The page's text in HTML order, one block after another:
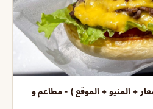
+ المنيو + الموقع ) - مطاعم و